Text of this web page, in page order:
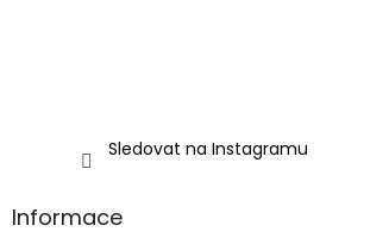
Sledovat na Instagramu
Informace